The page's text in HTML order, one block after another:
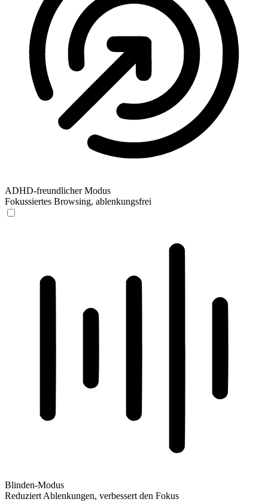
ADHD-freundlicher Modus
Fokussiertes Browsing, ablenkungsfrei
Blinden-Modus
Reduziert Ablenkungen, verbessert den Fokus